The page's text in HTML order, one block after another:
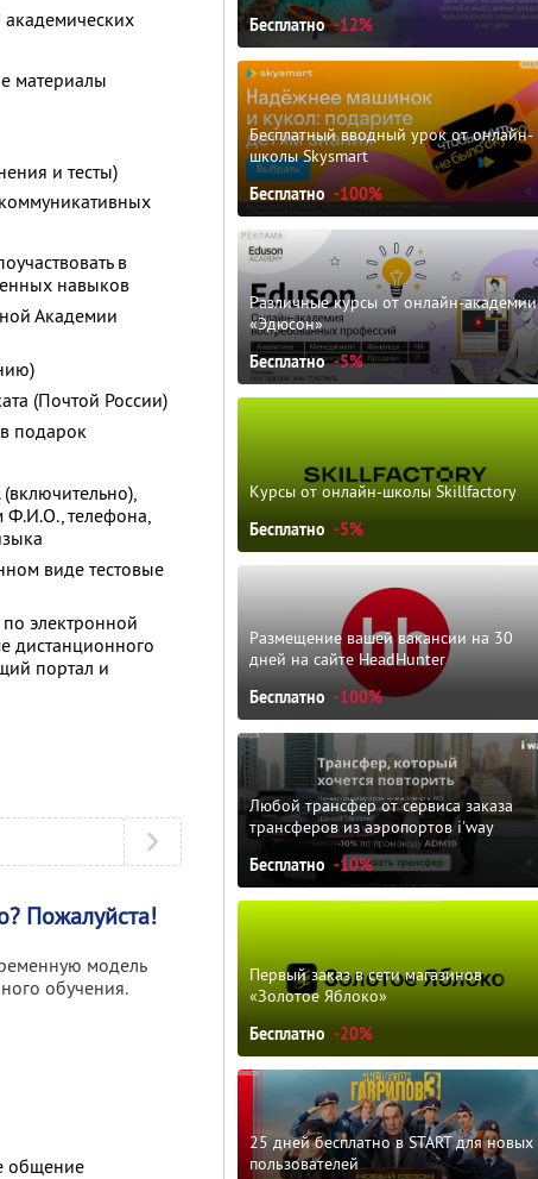
материалы
и тесты)
в
навыков
Академии
(Почтой России)
подарок
Ф.И.О., телефона,
виде тестовые
электронной
дистанционного
портал и
Пожалуйста!
модель
обучения.
общение
Бесплатно -12%
Бесплатный вводный урок от онлайн-
школы Skysmart
Бесплатно -100%
Различные курсы от онлайн-академии
«Эдюсон»
Бесплатно -5%
Курсы от онлайн-школы Skillfactory
Бесплатно -5%
Размещение вашей вакансии на 30
дней на сайте HeadHunter
Бесплатно -100%
Любой трансфер от сервиса заказа
трансферов из аэропортов i'way
Бесплатно -10%
Первый заказ в сети магазинов
«Золотое Яблоко»
Бесплатно -20%
25 дней бесплатно в START для новых
пользователей